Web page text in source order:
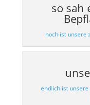
so sah
noch ist unsere
endlich ist